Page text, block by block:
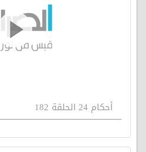
أحكام 24 الحلقة 182